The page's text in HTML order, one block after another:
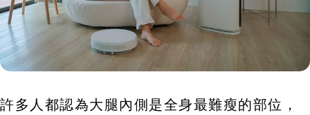
許多人都認為大腿內側是全身最難瘦的部位，